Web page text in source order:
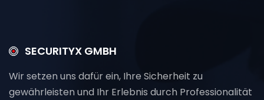
SECURITYX GMBH
Wir setzen uns dafür ein, Ihre Sicherheit zu
gewährleisten und Ihr Erlebnis durch Professionalität